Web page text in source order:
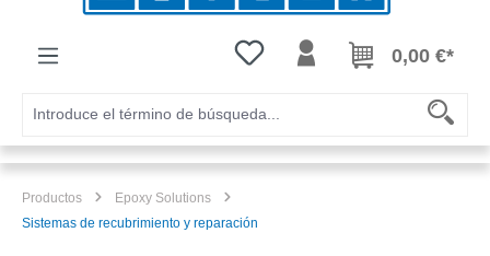
Tienes 0 artículos en tu lista de
0,00 €*
Productos
Epoxy Solutions
Sistemas de recubrimiento y reparación